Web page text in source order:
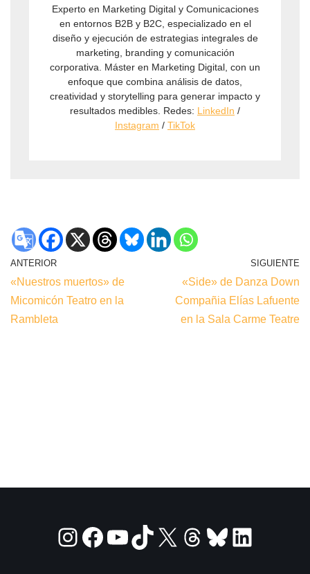
Experto en Marketing Digital y Comunicaciones
en entornos B2B y B2C, especializado en el
diseño y ejecución de estrategias integrales de
marketing, branding y comunicación
corporativa. Máster en Marketing Digital, con un
enfoque que combina análisis de datos,
creatividad y storytelling para generar impacto y
resultados medibles. Redes: LinkedIn /
Instagram / TikTok
ANTERIOR
«Nuestros muertos» de
Micomicón Teatro en la
Rambleta
SIGUIENTE
«Side» de Danza Down
Compañia Elías Lafuente
en la Sala Carme Teatre